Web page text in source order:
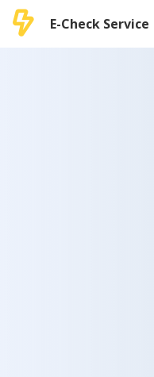
E-Check Service